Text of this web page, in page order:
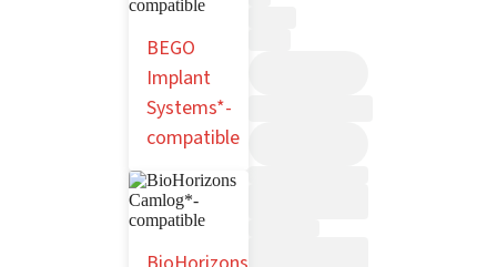
BEGO
Implant
Systems*-
compatible